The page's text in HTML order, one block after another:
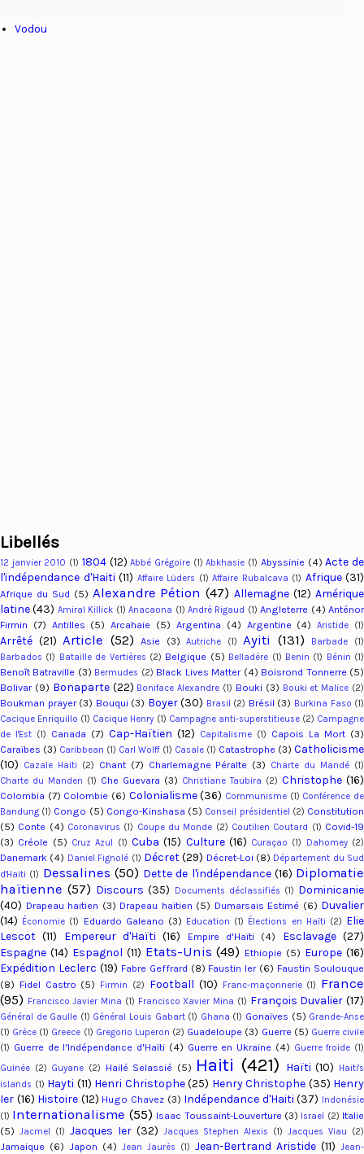
Vodou
Libellés
12 janvier 2010 (1) 1804 (12) Abbé Grégoire (1) Abkhasie (1) Abyssinie (4) Acte de
l'indépendance d'Haiti (11) Affaire Lüders (1) Affaire Rubalcava (1) Afrique (31)
Afrique du Sud (5) Alexandre Pétion (47) Allemagne (12) Amérique
latine (43) Amiral Killick (1) Anacaona (1) André Rigaud (1) Angleterre (4) Anténor
Firmin (7) Antilles (5) Arcahaie (5) Argentina (4) Argentine (4) Aristide (1)
Arrêté (21) Article (52) Asie (3) Autriche (1) Ayiti (131) Barbade
(1)
Barbados (1) Bataille de Vertières (2) Belgique (5) Belladère (1) Benin (1) Bénin (1)
Benoît Batraville (3) Bermudes (2) Black Lives Matter (4) Boisrond Tonnerre (5)
Bolivar (9) Bonaparte (22) Boniface Alexandre (1) Bouki (3) Bouki et Malice (2)
Boukman prayer (3) Bouqui (3) Boyer (30) Brasil (2) Brésil (3) Burkina Faso (1)
Cacique Enriquillo (1) Cacique Henry (1) Campagne anti-superstitieuse (2) Campagne
de l'Est (1) Canada (7) Cap-Haïtien (12) Capitalisme (1) Capois La Mort (3)
Caraïbes (3) Caribbean (1) Carl Wolff (1) Casale (1) Catastrophe (3) Catholicisme
(10)
Cazale Haiti (2) Chant (7) Charlemagne Péralte (3) Charte du Mandé (1)
Charte du Manden (1) Che Guevara (3) Christiane Taubira (2) Christophe (16)
Colombia (7) Colombie (6) Colonialisme (36) Communisme (1) Conférence de
Bandung (1) Congo (5) Congo-Kinshasa (5) Conseil présidentiel (2) Constitution
(5) Conte (4) Coronavirus (1) Coupe du Monde (2) Coutilien Coutard (1) Covid-19
(3) Créole (5) Cruz Azul (1) Cuba (15) Culture (16) Curaçao (1) Dahomey (2)
Danemark (4) Daniel Fignolé (1) Décret(29) Décret-Loi (8) Département du Sud
d'Haiti (1) Dessalines (50) Dette de l'indépendance (16) Diplomatie
haïtienne (57) Discours (35) Documents déclassifiés (1) Dominicanie
(40) Drapeau haitien (3) Drapeau haïtien (5) Dumarsais Estimé (6) Duvalier
(14) Économie (1) Eduardo Galeano (3) Education (1) Élections en Haïti (2) Elie
Lescot (11) Empereur d'Haïti (16) Empire d'Haïti (4) Esclavage (27)
Espagne (14) Espagnol (11) Etats-Unis (49) Ethiopie (5) Europe (16)
Expédition Leclerc (19) Fabre Geffrard (8) Faustin Ier (6) Faustin Soulouque
(8) Fidel Castro (5) Firmin (2) Football (10) Franc-maçonnerie (1)
France
(95) Francisco Javier Mina (1) Francisco Xavier Mina (1) François Duvalier (17)
Général de Gaulle (1) Général Louis Gabart (1) Ghana (1) Gonaïves (5) Grande-Anse
(1) Grèce (1) Greece (1) Gregorio Luperon (2) Guadeloupe (3) Guerre (5) Guerre civile
(1) Guerre de l'Indépendance d'Haïti (4) Guerre en Ukraine (4) Guerre froide (1)
Guinée (2) Guyane (2) Hailé Selassié (5) Haiti (421) Haïti (10)
Haiti's
islands (1) Hayti (11) Henri Christophe (25) Henry Christophe (35) Henry
Ier (16) Histoire (12) Hugo Chavez (3) Indépendance d'Haiti (37) Indonésie
(1) Internationalisme (55) Isaac Toussaint-Louverture (3) Israel (2) Italie
(5) Jacmel (1) Jacques Ier (32) Jacques Stephen Alexis (1) Jacques Viau (2)
Jamaique (6) Japon (4) Jean Jaurès (1) Jean-Bertrand Aristide (11) Jean-